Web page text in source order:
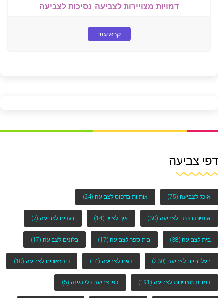
דמויות מצויירות לצביעה, נסיכות לצביעה
קרא עוד
דפי צביעה
אוכל לצביעה (75) אותיות בדפוס לצביעה (24)
אותיות בכתב לצביעה (30) איך לצייר (14) בגדים לצביעה (7)
בית לצביעה (38) בית ספר לצביעה (17) בלונים לצביעה (17)
בעלי חיים לצביעה (230) דגים לצביעה (14) דינוזאורים לצביעה (10)
דמויות מצויירות לצביעה (191) דפי צביעה כלי נגינה (5)